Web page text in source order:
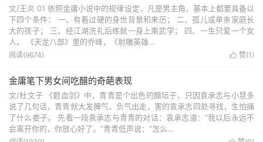
文/王炎 01 依照金庸小说中的规律设定，凡是男主角，基本上都要具备以
下四个条件： 一、有着过硬的身世背景和来历； 二、孤儿或单亲家庭长
大的孩子； 三、经江湖洗礼后练就一身上乘武学； 四、一生只爱一个女
人。 《天龙八部》里的乔峰，《射雕英雄...
 赞(1 )
阅读(9674)
金庸笔下男女间吃醋的奇葩表现
文/杜文子 《碧血剑》中，青青是个出色的醋坛子，只因袁承志与小慧多
说了几句话，青青就大发脾气，负气出走，害的袁承志四处寻找，生怕捅
了什么娄子。 先看一段袁承志与青青的对话：袁承志道：“我以后永远不
会离开你的，你放心好了。”青青低声说：“怎么...